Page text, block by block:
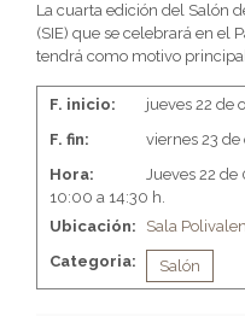
La cuarta edición del Salón
(SIE) que se celebrará en el
tendrá como motivo
F. inicio:
jueves 22 de
F. fin:
viernes 23
Hora:
Jueves 22 de
10:00 a 14:30 h.
Ubicación:
Sala
Categoria:
Salón